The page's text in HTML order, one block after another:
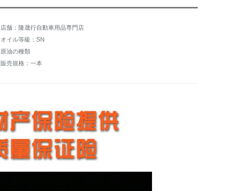
店舗：隆晟行自動車用品専門店
オイル等級：SN
原油の種類
販売規格：一本